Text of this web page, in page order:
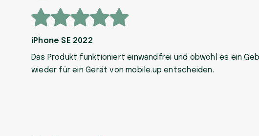
iPhone SE 2022
Das Produkt funktioniert einwandfrei und obwohl es ein
wieder für ein Gerät von mobile.up entscheiden.